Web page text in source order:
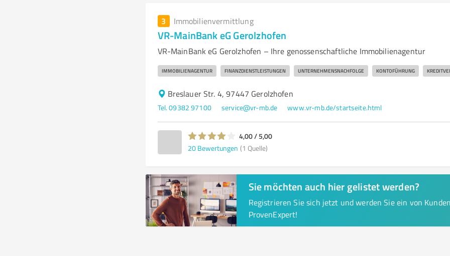
3 Immobilienvermittlung
VR-MainBank eG Gerolzhofen
VR-MainBank eG Gerolzhofen – Ihre genossenschaftliche Immobilienagentur
IMMOBILIENAGENTUR FINANZDIENSTLEISTUNGEN UNTERNEHMENSNACHFOLGE KONTOFÜHRUNG
Breslauer Str. 4, 97447 Gerolzhofen
Tel. 09382 97100 service@vr-mb.de www.vr-mb.de/startseite.html
4,00 / 5,00
20 Bewertungen (1 Quelle)
Sie möchten auch hier gelistet werden?
Registrieren Sie sich jetzt und werden Sie ein von
ProvenExpert!